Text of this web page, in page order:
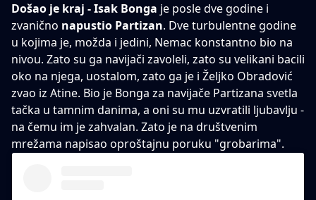
Došao je kraj - Isak Bonga je posle dve godine i
zvanično napustio Partizan. Dve turbulentne godine
u kojima je, možda i jedini, Nemac konstantno bio na
nivou. Zato su ga navijači zavoleli, zato su velikani bacili
oko na njega, uostalom, zato ga je i Željko Obradović
zvao iz Atine. Bio je Bonga za navijače Partizana svetla
tačka u tamnim danima, a oni su mu uzvratili ljubavlju -
na čemu im je zahvalan. Zato je na društvenim
mrežama napisao oproštajnu poruku "grobarima".